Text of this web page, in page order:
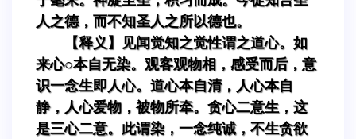
人之德，而不知圣人之所以德也。
【释义】见闻觉知之觉性谓之道心。如
来心○本自无染。观客观物相，感受而后，意
识一念生即人心。道心本自清，人心本自
静，人心爱物，被物所牵。贪心二意生，这
是三心二意。此谓染，一念纯诚，不生贪欲